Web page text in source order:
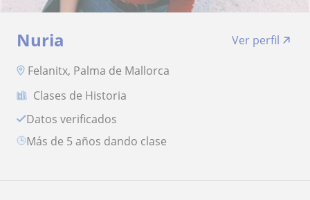
Nuria
Ver perfil
Felanitx, Palma de Mallorca
Clases de Historia
Datos verificados
más de 5 años dando clase